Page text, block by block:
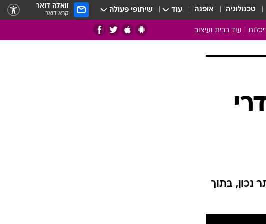
טכנולוגיה אופנה עוד שיתופי פעולה וואלה דואר
קרא דואר
עוד בבית ועיצוב
נכון, בתוך